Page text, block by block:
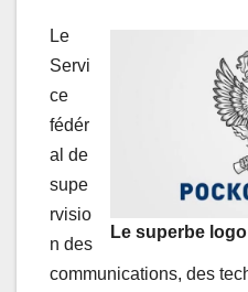
Le superbe
Le
Servi
ce
fédér
al de
supe
rvisio
n des
communications, des